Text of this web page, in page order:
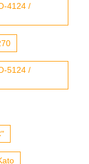
4124 /
5124 /